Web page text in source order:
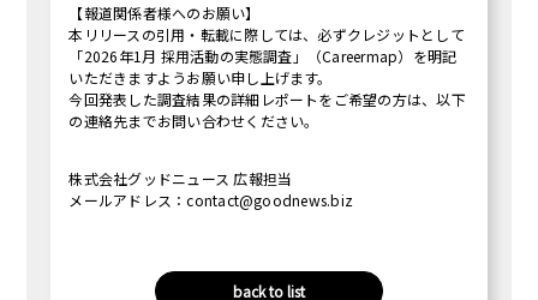
【報道関係者様へのお願い】
本リリースの引用・転載に際しては、必ずクレジットとして
「2026年1月 採用活動の実態調査」（Careermap）を明記
いただきますようお願い申し上げます。
今回発表した調査結果の詳細レポートをご希望の方は、以下
の連絡先までお問い合わせください。
株式会社グッドニュース 広報担当
メールアドレス：contact@goodnews.biz
back to list